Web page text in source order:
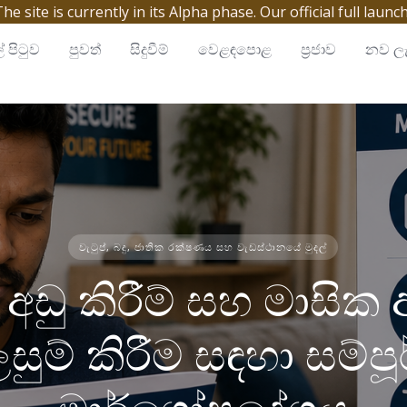
site is currently in its Alpha phase. Our official full
පිටුව පුවත් සිදුවීම් වෙළඳපොළ ප්‍රජාව නව
වැටුප්, බදු, ජාතික රක්ෂණය සහ වැඩස්ථානයේ මුදල්
අඩු කිරීම් සහ මාසික
කිරීම සඳහා